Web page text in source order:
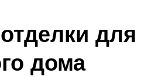
для
дома